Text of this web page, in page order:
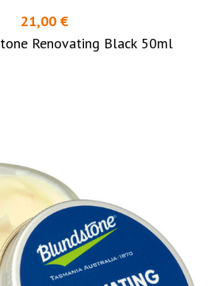
21,00 €
Renovating Black 50ml